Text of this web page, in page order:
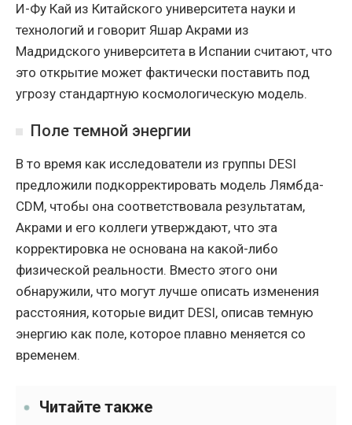
И-Фу Кай из Китайского университета науки и
технологий и говорит Яшар Акрами из
Мадридского университета в Испании считают, что
это открытие может фактически поставить под
угрозу стандартную космологическую модель.
Поле темной энергии
В то время как исследователи из группы DESI
предложили подкорректировать модель Лямбда-
CDM, чтобы она соответствовала результатам,
Акрами и его коллеги утверждают, что эта
корректировка не основана на какой-либо
физической реальности. Вместо этого они
обнаружили, что могут лучше описать изменения
расстояния, которые видит DESI, описав темную
энергию как поле, которое плавно меняется со
временем.
Читайте также